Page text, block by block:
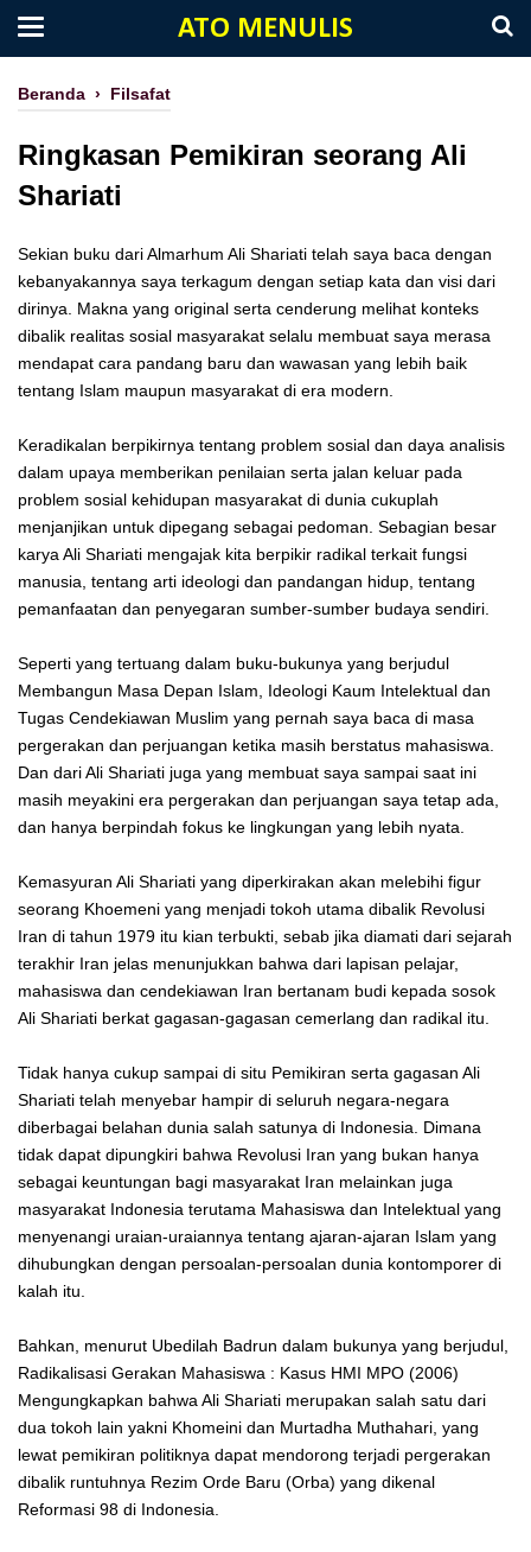
ATO MENULIS
Beranda › Filsafat
Ringkasan Pemikiran seorang Ali
Shariati
Sekian buku dari Almarhum Ali Shariati telah saya baca dengan
kebanyakannya saya terkagum dengan setiap kata dan visi dari
dirinya. Makna yang original serta cenderung melihat konteks
dibalik realitas sosial masyarakat selalu membuat saya merasa
mendapat cara pandang baru dan wawasan yang lebih baik
tentang Islam maupun masyarakat di era modern.
Keradikalan berpikirnya tentang problem sosial dan daya analisis
dalam upaya memberikan penilaian serta jalan keluar pada
problem sosial kehidupan masyarakat di dunia cukuplah
menjanjikan untuk dipegang sebagai pedoman. Sebagian besar
karya Ali Shariati mengajak kita berpikir radikal terkait fungsi
manusia, tentang arti ideologi dan pandangan hidup, tentang
pemanfaatan dan penyegaran sumber-sumber budaya sendiri.
Seperti yang tertuang dalam buku-bukunya yang berjudul
Membangun Masa Depan Islam, Ideologi Kaum Intelektual dan
Tugas Cendekiawan Muslim yang pernah saya baca di masa
pergerakan dan perjuangan ketika masih berstatus mahasiswa.
Dan dari Ali Shariati juga yang membuat saya sampai saat ini
masih meyakini era pergerakan dan perjuangan saya tetap ada,
dan hanya berpindah fokus ke lingkungan yang lebih nyata.
Kemasyuran Ali Shariati yang diperkirakan akan melebihi figur
seorang Khoemeni yang menjadi tokoh utama dibalik Revolusi
Iran di tahun 1979 itu kian terbukti, sebab jika diamati dari sejarah
terakhir Iran jelas menunjukkan bahwa dari lapisan pelajar,
mahasiswa dan cendekiawan Iran bertanam budi kepada sosok
Ali Shariati berkat gagasan-gagasan cemerlang dan radikal itu.
Tidak hanya cukup sampai di situ Pemikiran serta gagasan Ali
Shariati telah menyebar hampir di seluruh negara-negara
diberbagai belahan dunia salah satunya di Indonesia. Dimana
tidak dapat dipungkiri bahwa Revolusi Iran yang bukan hanya
sebagai keuntungan bagi masyarakat Iran melainkan juga
masyarakat Indonesia terutama Mahasiswa dan Intelektual yang
menyenangi uraian-uraiannya tentang ajaran-ajaran Islam yang
dihubungkan dengan persoalan-persoalan dunia kontomporer di
kalah itu.
Bahkan, menurut Ubedilah Badrun dalam bukunya yang berjudul,
Radikalisasi Gerakan Mahasiswa : Kasus HMI MPO (2006)
Mengungkapkan bahwa Ali Shariati merupakan salah satu dari
dua tokoh lain yakni Khomeini dan Murtadha Muthahari, yang
lewat pemikiran politiknya dapat mendorong terjadi pergerakan
dibalik runtuhnya Rezim Orde Baru (Orba) yang dikenal
Reformasi 98 di Indonesia.